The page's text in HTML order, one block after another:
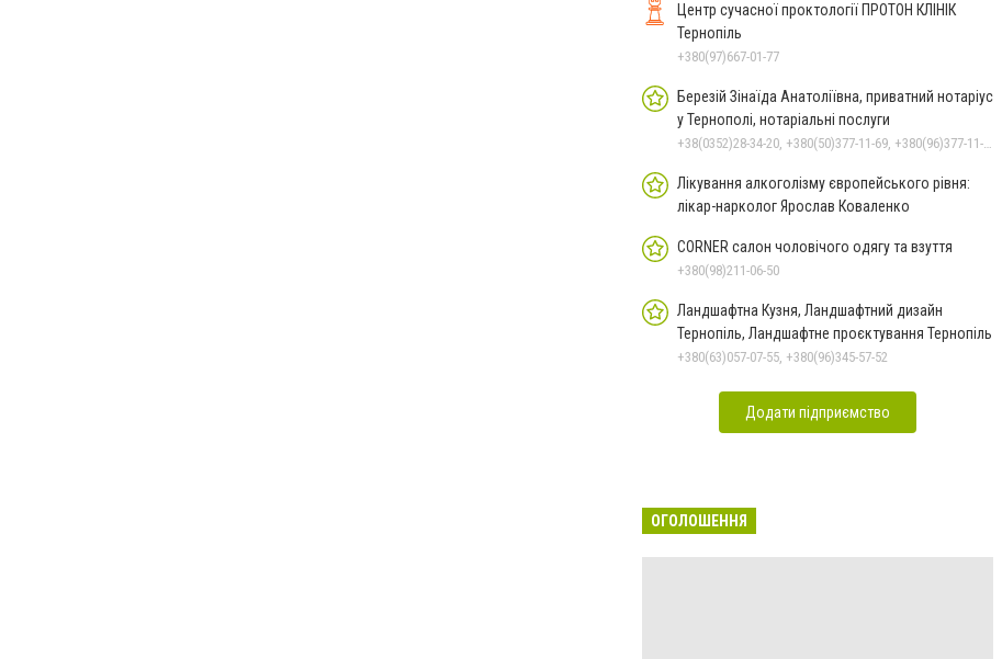
Центр сучасної проктології ПРОТОН КЛІНІК
Тернопіль
+380(97)667-01-77
Березій Зінаїда Анатоліївна, приватний нотаріус
у Тернополі, нотаріальні послуги
+38(0352)28-34-20, +380(50)377-11-69, +380(96)377-11-69
Лікування алкоголізму європейського рівня:
лікар-нарколог Ярослав Коваленко
CORNER салон чоловічого одягу та взуття
+380(98)211-06-50
Ландшафтна Кузня, Ландшафтний дизайн
Тернопіль, Ландшафтне проєктування Тернопіль
+380(63)057-07-55, +380(96)345-57-52
Додати підприємство
ОГОЛОШЕННЯ